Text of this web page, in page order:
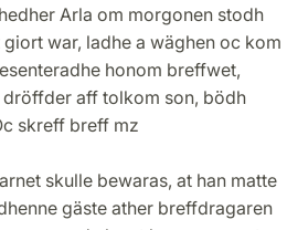
Arla om morgonen stodh
war, ladhe a wäghen oc kom
honom breffwet,
aff tolkom son, bödh
skreff breff mz
skulle bewaras, at han matte
gäste ather breffdragaren